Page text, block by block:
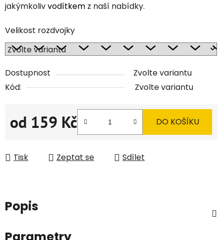
jakýmkolivvodítkem z naší nabídky.
Velikost rozdvojky
Dostupnost
Zvolte variantu
Kód:
Zvolte variantu
od 159 Kč DO KOŠÍKU
Tisk Zeptat se Sdílet
Popis